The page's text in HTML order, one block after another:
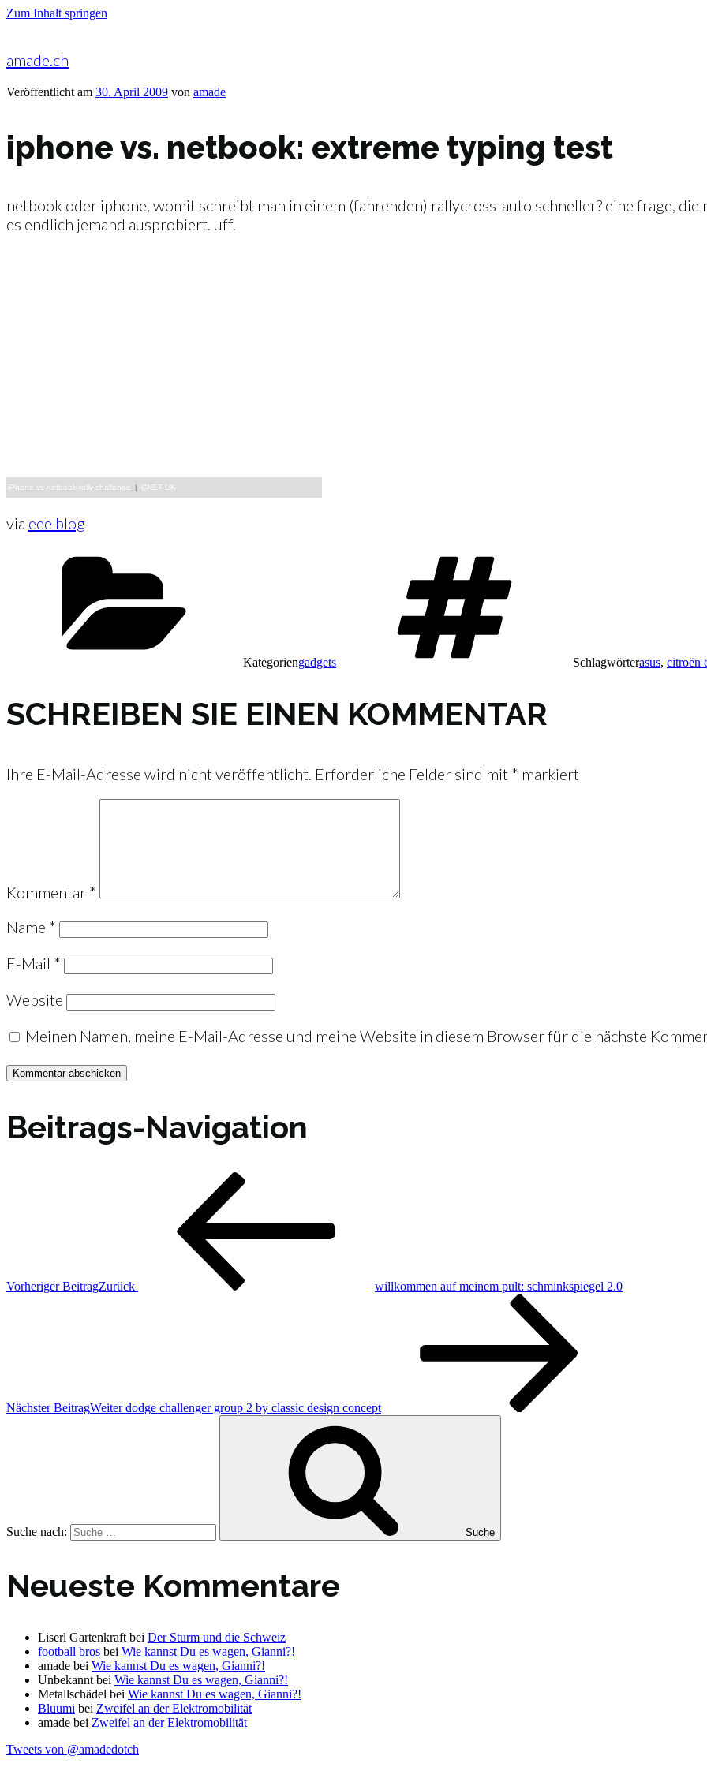
Zum Inhalt springen
amade.ch
Veröffentlicht am 30. April 2009 von amade
iphone vs. netbook: extreme typing test
netbook oder iphone, womit schreibt man in einem (fahrenden) rallycross-auto schneller? eine frage,
es endlich jemand ausprobiert. uff.
iPhone vs netbook rally challenge CNET UK
via eee blog
Kategoriengadgets Schlagwörterasus, citroën
SCHREIBEN SIE EINEN KOMMENTAR
Ihre E-Mail-Adresse wird nicht veröffentlicht. Erforderliche Felder sind mit * markiert
Kommentar *
Name *
E-Mail *
Website
Meinen Namen, meine E-Mail-Adresse und meine Website in diesem Browser für die nächste
Beitrags-Navigation
Vorheriger BeitragZurück willkommen auf meinem pult: schminkspiegel 2.0
Nächster BeitragWeiter dodge challenger group 2 by classic design concept
Suche nach: Suche
Neueste Kommentare
Liserl Gartenkraft bei Der Sturm und die Schweiz
football bros bei Wie kannst Du es wagen, Gianni?!
amade bei Wie kannst Du es wagen, Gianni?!
Unbekannt bei Wie kannst Du es wagen, Gianni?!
Metallschädel bei Wie kannst Du es wagen, Gianni?!
Bluumi bei Zweifel an der Elektromobilität
amade bei Zweifel an der Elektromobilität
Tweets von @amadedotch